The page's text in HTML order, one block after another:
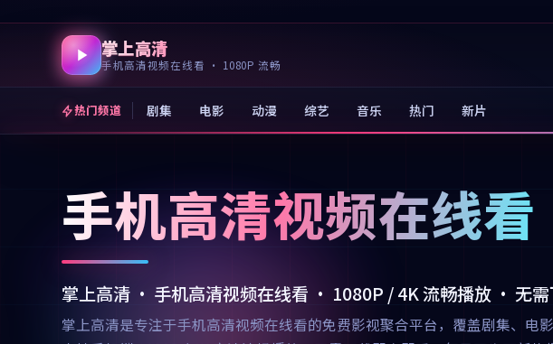
掌上高清
手机高清视频在线看 · 1080P 流畅
热门频道 剧集 电影 动漫 综艺 音乐 热门 新片
手机高清视频在线看
掌上高清 · 手机高清视频在线看 · 1080P / 4K 流畅播放 · 无需
掌上高清是专注于手机高清视频在线看的免费影视聚合平台，覆盖剧集、电